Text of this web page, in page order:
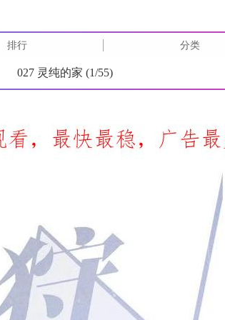
排行 分类
027 灵纯的家 (1/55)